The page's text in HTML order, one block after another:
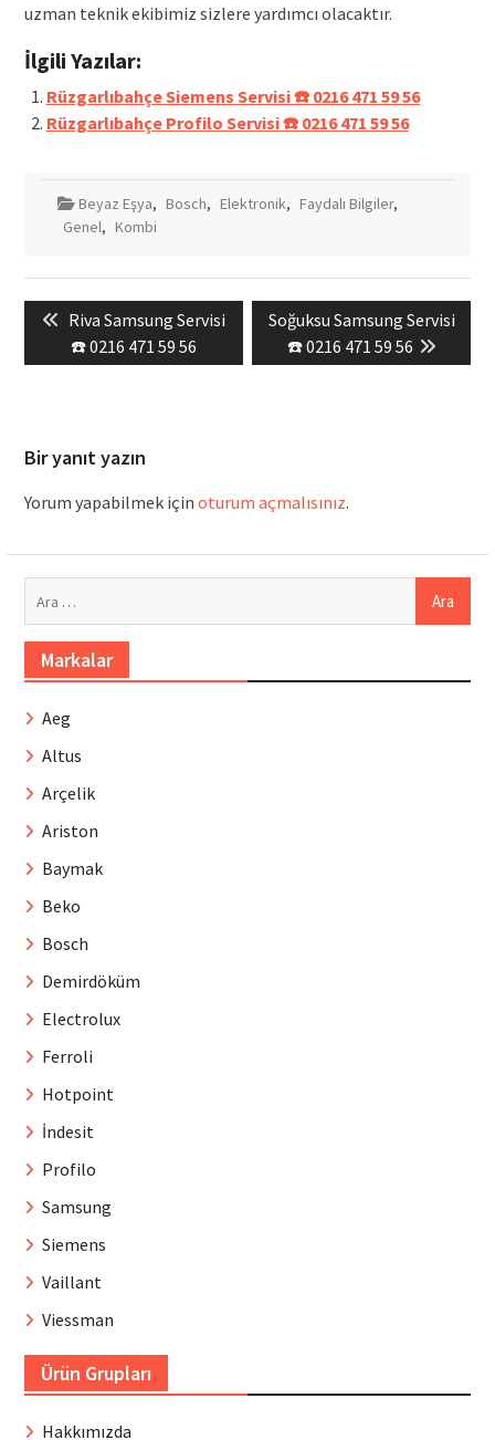
uzman teknik ekibimiz sizlere yardımcı olacaktır.
İlgili Yazılar:
Rüzgarlıbahçe Siemens Servisi ☎️ 0216 471 59 56
Rüzgarlıbahçe Profilo Servisi ☎️ 0216 471 59 56
Beyaz Eşya, Bosch, Elektronik, Faydalı Bilgiler,
Genel, Kombi
Yazı
gezinmesi
Previous
post:
Riva Samsung Servisi
☎️ 0216 471 59 56
Next
post:
Soğuksu Samsung Servisi
☎️ 0216 471 59 56
Bir yanıt yazın
Yorum yapabilmek için oturum açmalısınız.
Markalar
Aeg
Altus
Arçelik
Ariston
Baymak
Beko
Bosch
Demirdöküm
Electrolux
Ferroli
Hotpoint
İndesit
Profilo
Samsung
Siemens
Vaillant
Viessman
Ürün Grupları
Hakkımızda